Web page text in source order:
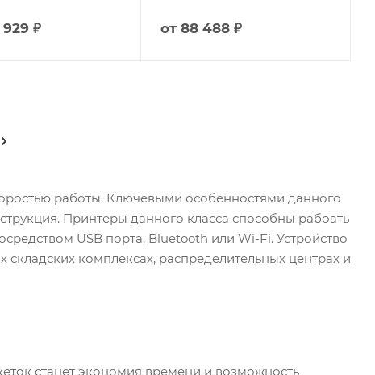
₽ от88 488 ₽
работы. Ключевыми особенностями данного
Принтеры данного класса способны рабоать
USB порта, Bluetooth или Wi-Fi. Устройство
комплексах, распределительных центрах и
станет экономия времени и возможность